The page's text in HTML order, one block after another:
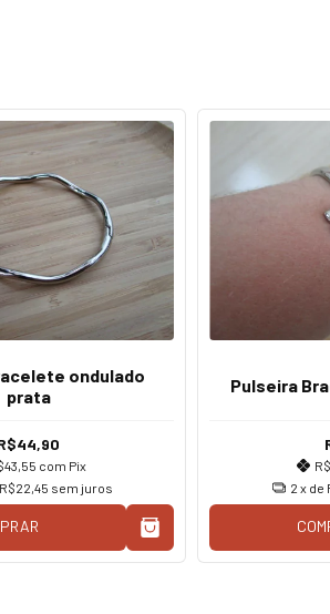
ondulado
prata
com Pix
R$22,45 sem juros
Pulseira
2 x de